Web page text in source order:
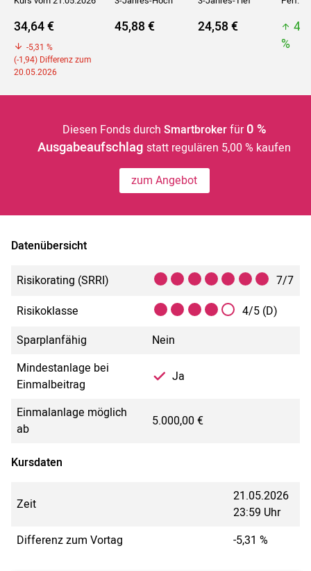
34,64 €
-5,31 %
(-1,94) Differenz zum
20.05.2026
45,88 € 24,58 €
%
Diesen Fonds durch Smartbrokerfür 0 %
Ausgabeaufschlagstatt regulären 5,00 % kaufen
zum Angebot
Datenübersicht
Risikorating (SRRI)
7/7
Risikoklasse
4/5 (D)
Sparplanfähig
Nein
Mindestanlage bei
Einmalbeitrag
Ja
Einmalanlage möglich
ab
5.000,00 €
Kursdaten
Zeit
21.05.2026
23:59 Uhr
Differenz zum Vortag
-5,31 %